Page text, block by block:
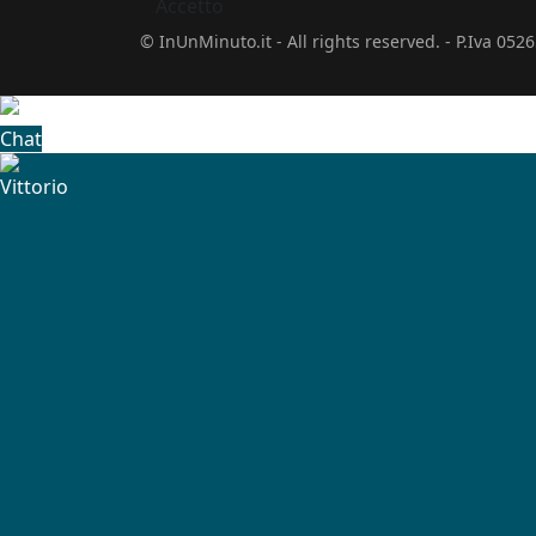
© InUnMinuto.it - All rights reserved. - P.Iva
Chat
Vittorio